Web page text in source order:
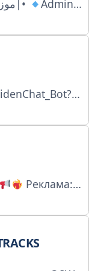
•|musicname 10 موزیک نیم|•
Backup-Kanal: @cingersir
Реклама: @alex_izmailov Все треки взяты из свободных площадок, если вас ущемляет что ваш трек находится у нас, напишите нам и мы удалим сразу же!